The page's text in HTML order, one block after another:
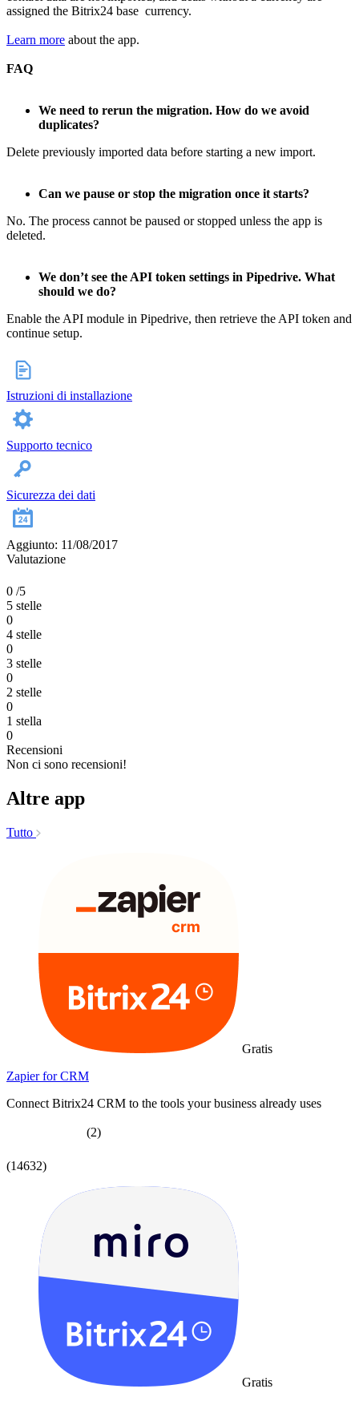
assigned the Bitrix24 base currency.
Learn more about the app.
FAQ
We need to rerun the migration. How do we avoid
duplicates?
Delete previously imported data before starting a new import.
Can we pause or stop the migration once it starts?
No. The process cannot be paused or stopped unless the app is
deleted.
We don’t see the API token settings in Pipedrive. What
should we do?
Enable the API module in Pipedrive, then retrieve the API token and
continue setup.
Istruzioni di installazione
Supporto tecnico
Sicurezza dei dati
Aggiunto: 11/08/2017
Valutazione
0 /5
5 stelle
0
4 stelle
0
3 stelle
0
2 stelle
0
1 stella
0
Recensioni
Non ci sono recensioni!
Altre app
Tutto
Gratis
Zapier for CRM
Connect Bitrix24 CRM to the tools your business already uses
(2)
(14632)
Gratis